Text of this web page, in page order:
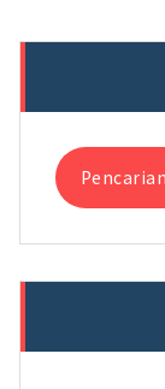
Pencarian
untuk: